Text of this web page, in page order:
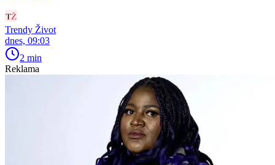
Trendy Život
dnes, 09:03
2 min
Reklama